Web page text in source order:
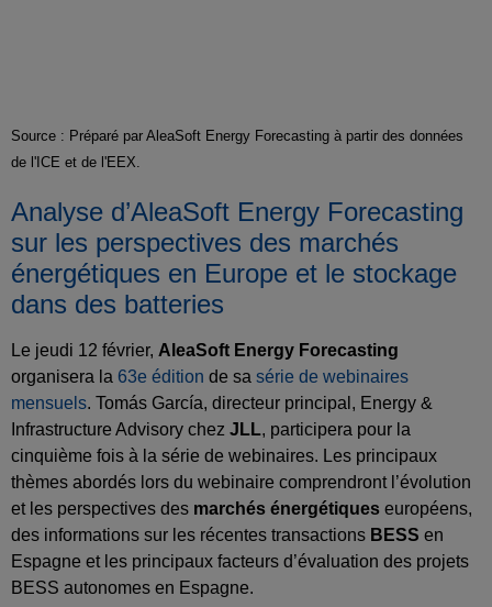
Source : Préparé par AleaSoft Energy Forecasting à partir des données
de l'ICE et de l'EEX.
Analyse d’AleaSoft Energy Forecasting
sur les perspectives des marchés
énergétiques en Europe et le stockage
dans des batteries
Le jeudi 12 février, AleaSoft Energy Forecasting
organisera la 63e édition de sa série de webinaires
mensuels. Tomás García, directeur principal, Energy &
Infrastructure Advisory chez JLL, participera pour la
cinquième fois à la série de webinaires. Les principaux
thèmes abordés lors du webinaire comprendront l’évolution
et les perspectives des marchés énergétiques européens,
des informations sur les récentes transactions BESS en
Espagne et les principaux facteurs d’évaluation des projets
BESS autonomes en Espagne.